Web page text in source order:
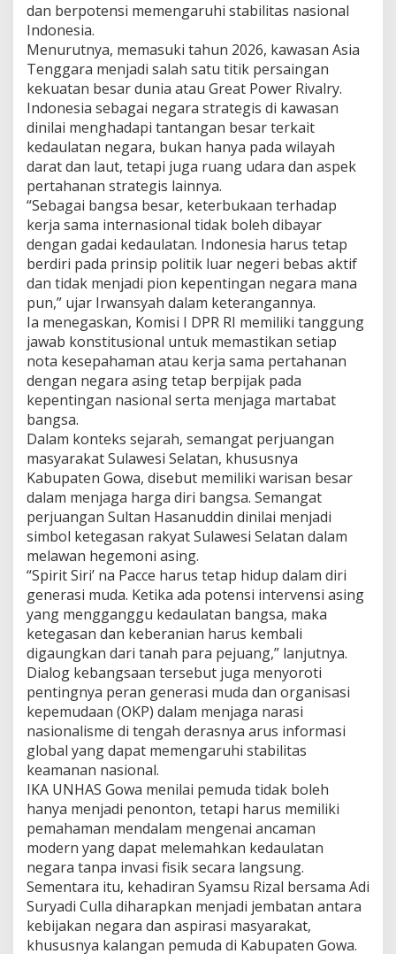
dan berpotensi memengaruhi stabilitas nasional
Indonesia.
Menurutnya, memasuki tahun 2026, kawasan Asia
Tenggara menjadi salah satu titik persaingan
kekuatan besar dunia atau Great Power Rivalry.
Indonesia sebagai negara strategis di kawasan
dinilai menghadapi tantangan besar terkait
kedaulatan negara, bukan hanya pada wilayah
darat dan laut, tetapi juga ruang udara dan aspek
pertahanan strategis lainnya.
“Sebagai bangsa besar, keterbukaan terhadap
kerja sama internasional tidak boleh dibayar
dengan gadai kedaulatan. Indonesia harus tetap
berdiri pada prinsip politik luar negeri bebas aktif
dan tidak menjadi pion kepentingan negara mana
pun,” ujar Irwansyah dalam keterangannya.
Ia menegaskan, Komisi I DPR RI memiliki tanggung
jawab konstitusional untuk memastikan setiap
nota kesepahaman atau kerja sama pertahanan
dengan negara asing tetap berpijak pada
kepentingan nasional serta menjaga martabat
bangsa.
Dalam konteks sejarah, semangat perjuangan
masyarakat Sulawesi Selatan, khususnya
Kabupaten Gowa, disebut memiliki warisan besar
dalam menjaga harga diri bangsa. Semangat
perjuangan Sultan Hasanuddin dinilai menjadi
simbol ketegasan rakyat Sulawesi Selatan dalam
melawan hegemoni asing.
“Spirit Siri’ na Pacce harus tetap hidup dalam diri
generasi muda. Ketika ada potensi intervensi asing
yang mengganggu kedaulatan bangsa, maka
ketegasan dan keberanian harus kembali
digaungkan dari tanah para pejuang,” lanjutnya.
Dialog kebangsaan tersebut juga menyoroti
pentingnya peran generasi muda dan organisasi
kepemudaan (OKP) dalam menjaga narasi
nasionalisme di tengah derasnya arus informasi
global yang dapat memengaruhi stabilitas
keamanan nasional.
IKA UNHAS Gowa menilai pemuda tidak boleh
hanya menjadi penonton, tetapi harus memiliki
pemahaman mendalam mengenai ancaman
modern yang dapat melemahkan kedaulatan
negara tanpa invasi fisik secara langsung.
Sementara itu, kehadiran Syamsu Rizal bersama Adi
Suryadi Culla diharapkan menjadi jembatan antara
kebijakan negara dan aspirasi masyarakat,
khususnya kalangan pemuda di Kabupaten Gowa.